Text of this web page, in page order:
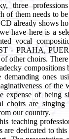
three
of them needs to
already shows
have here is a
vocal
- PRAHA,
other choirs.
compositions
ones
of the
expense of being
choirs are
our country.
teaching
dedicated to